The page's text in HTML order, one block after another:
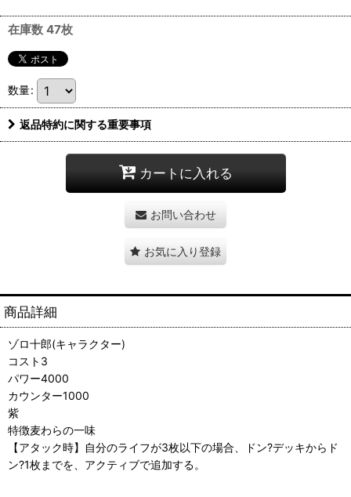
在庫数 47枚
数量:
返品特約に関する重要事項
カートに入れる
お問い合わせ
お気に入り登録
商品詳細
ゾロ十郎(キャラクター)
コスト3
パワー4000
カウンター1000
紫
特徴麦わらの一味
【アタック時】自分のライフが3枚以下の場合、ドン?デッキからド
ン?1枚までを、アクティブで追加する。